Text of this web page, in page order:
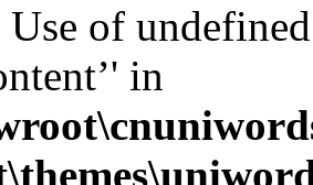
Use of
in